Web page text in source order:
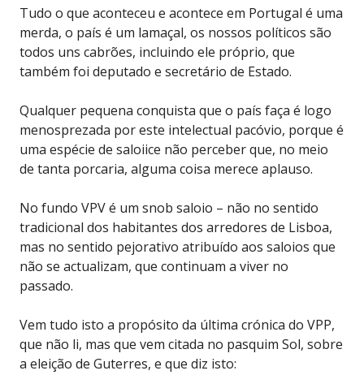
Tudo o que aconteceu e acontece em Portugal é uma
merda, o país é um lamaçal, os nossos políticos são
todos uns cabrões, incluindo ele próprio, que
também foi deputado e secretário de Estado.
Qualquer pequena conquista que o país faça é logo
menosprezada por este intelectual pacóvio, porque é
uma espécie de saloiice não perceber que, no meio
de tanta porcaria, alguma coisa merece aplauso.
No fundo VPV é um snob saloio – não no sentido
tradicional dos habitantes dos arredores de Lisboa,
mas no sentido pejorativo atribuído aos saloios que
não se actualizam, que continuam a viver no
passado.
Vem tudo isto a propósito da última crónica do VPP,
que não li, mas que vem citada no pasquim Sol, sobre
a eleição de Guterres, e que diz isto: